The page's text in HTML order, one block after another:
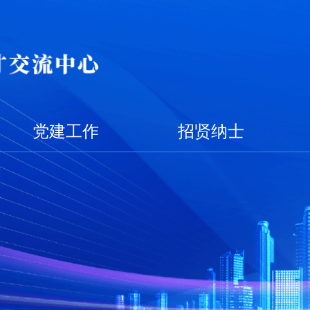
党建工作 招贤纳士